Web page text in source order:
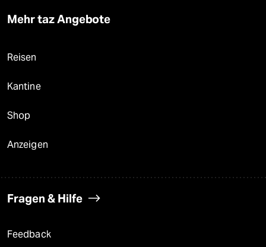
Mehr taz Angebote
Reisen
Kantine
Shop
Anzeigen
Fragen & Hilfe
Feedback